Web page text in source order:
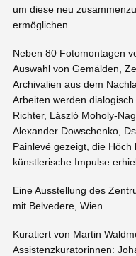
um diese neu
ermöglichen.
Neben 80 Fotomontagen
Auswahl von Gemälden,
Archivalien aus dem
Arbeiten werden
Richter, László Moholy-
Alexander Dowschenko,
Painlevé gezeigt, die
künstlerische Impulse
Eine Ausstellung des
mit Belvedere, Wien
Kuratiert von Martin
Assistenzkuratorinnen: